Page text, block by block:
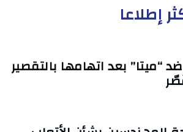
إطلاعا
“ميتا” بعد اتهامها بالتقصير